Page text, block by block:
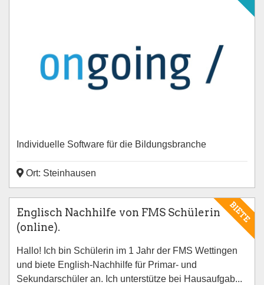
Individuelle Software für die Bildungsbranche
Ort: Steinhausen
BIETE
Englisch Nachhilfe von FMS Schülerin
(online).
Hallo! Ich bin Schülerin im 1 Jahr der FMS Wettingen
und biete English-Nachhilfe für Primar- und
Sekundarschüler an. Ich unterstütze bei Hausaufgab...